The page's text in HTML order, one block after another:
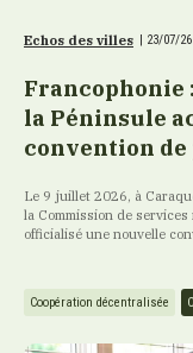
Echos des villes | 23/07/26
la Péninsule
convention
Le 9 juillet 2026, à
la Commission de
officialisé une nouvelle
Coopération décentralisée